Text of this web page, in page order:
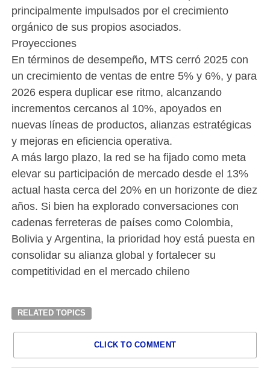
principalmente impulsados por el crecimiento
orgánico de sus propios asociados.
Proyecciones
En términos de desempeño, MTS cerró 2025 con
un crecimiento de ventas de entre 5% y 6%, y para
2026 espera duplicar ese ritmo, alcanzando
incrementos cercanos al 10%, apoyados en
nuevas líneas de productos, alianzas estratégicas
y mejoras en eficiencia operativa.
A más largo plazo, la red se ha fijado como meta
elevar su participación de mercado desde el 13%
actual hasta cerca del 20% en un horizonte de diez
años. Si bien ha explorado conversaciones con
cadenas ferreteras de países como Colombia,
Bolivia y Argentina, la prioridad hoy está puesta en
consolidar su alianza global y fortalecer su
competitividad en el mercado chileno
RELATED TOPICS
CLICK TO COMMENT